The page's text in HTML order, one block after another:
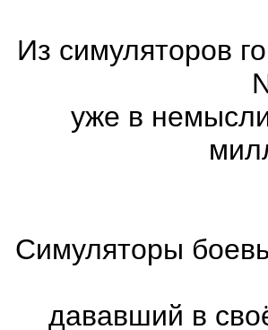
Из симуляторов
уже в
Симуляторы
дававший в